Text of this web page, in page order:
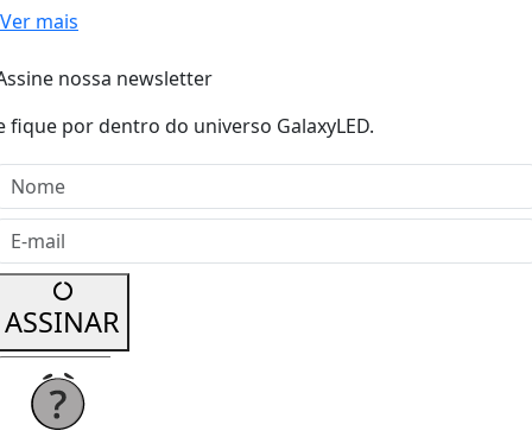
Ver mais
nossa newsletter
fique por dentro do universo GalaxyLED.
mail
ASSINAR